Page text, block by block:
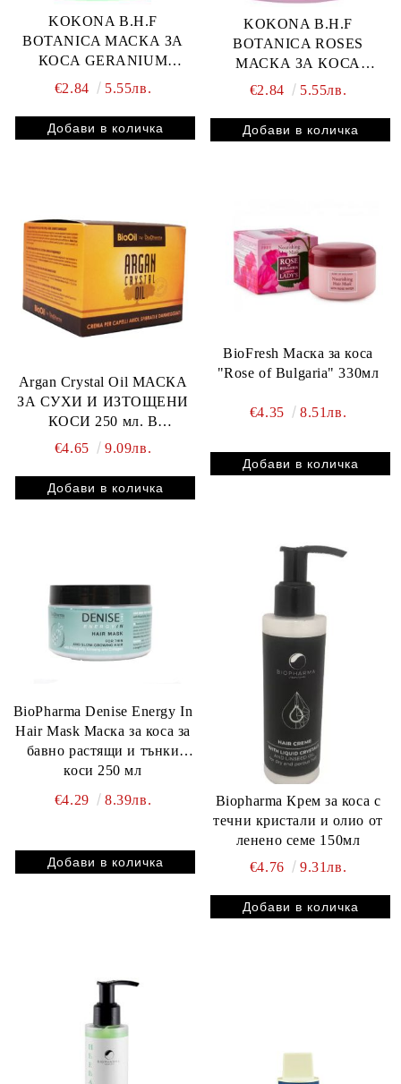
KOKONA B.H.F
BOTANICA МАСКА ЗА
КОСА GERANIUM
тонизираща 400 ml
€2.84 5.55лв.
KOKONA B.H.F
BOTANICA ROSES
МАСКА ЗА КОСА
СИЛИКОНОВА 400МЛ
€2.84 5.55лв.
Argan Crystal Oil МАСКА
ЗА СУХИ И ИЗТОЩЕНИ
КОСИ 250 мл. В
НАЛИЧНОСТ
€4.65 9.09лв.
BioFresh Маска за коса
"Rose of Bulgaria" 330мл
€4.35 8.51лв.
BioPharma Denise Energy In
Hair Mask Маска за коса за
бавно растящи и тънки
коси 250 мл
€4.29
8.39лв.
Biopharma Крем за коса с
течни кристали и олио от
ленено семе 150мл
€4.76
9.31лв.